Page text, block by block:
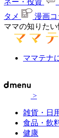
タメ
漫画コ
ママの知りた
ママテナ
>
雑貨・日
食品・飲
健康